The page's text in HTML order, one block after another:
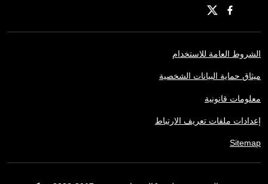
الشروط العامة للاستخدام
ميثاق حماية البيانات الشخصية
معلومات قانونية
إعدادات ملفات تعريف الارتباط
Sitemap